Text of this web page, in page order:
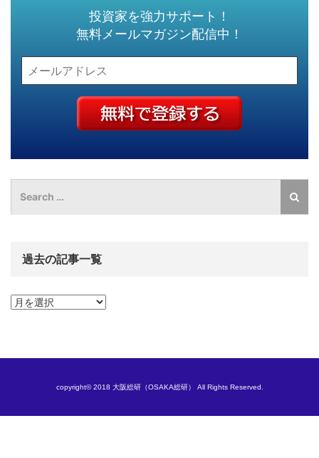
投資家を強力サポート！
無料メールマガジン配信中！
過去の記事一覧
過
事
copyright© 2018 大阪総研（OSAKA総研） All Rights Reserved.